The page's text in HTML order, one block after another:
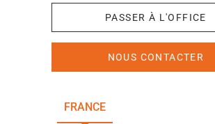
PASSER À L'OFFICE
NOUS CONTACTER
FRANCE